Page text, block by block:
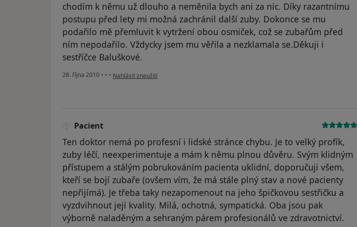
chodím k němu už dlouho a neměnila bych ani za nic. Díky razantnímu
postupu před lety mi možná zachránil další zuby. Dokonce se mu
podařilo mě přemluvit k vytržení obou osmiček, což se zubařům před
ním nepodařilo. Vždycky jsem mu věřila a nezklamala se.Děkuji i
sestříčce Baluškové.
28. října 2010 • • • podle názoru uživatele Váš účet byl odstraněn
Nahlásit zneužití
Pacient
Ten doktor nemá po profesní i lidské stránce chybu. Je to velký profík,
zuby léčí, neexperimentuje a mám k němu plnou důvěru. Svým klidným
přístupem a stálým pobrukováním pacienta uklidní, doporučuji všem,
kteří se bojí zubaře (ovšem vím, že má stále plný stav a nové pacienty
nepřijímá). Je třeba taky nezapomenout na jeho špičkovou sestřičku a
vyzdvihnout její kvality. Milá, ochotná, sympatická. Oba jsou pak
výborně naladěným a sehraným párem profesionálů ve zdravotnictví.